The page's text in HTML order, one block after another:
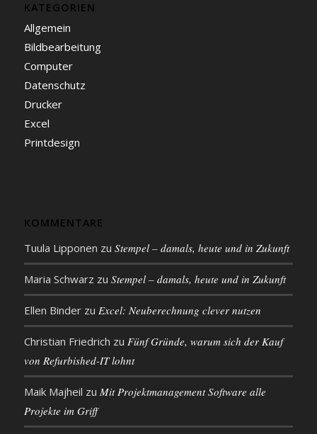
KATEGORIEN
Allgemein
Bildbearbeitung
Computer
Datenschutz
Drucker
Excel
Printdesign
KOMMENTARE
Tuula Lipponen zu Stempel – damals, heute und in Zukunft
Maria Schwarz zu Stempel – damals, heute und in Zukunft
Ellen Binderzu Excel: Neu­be­rech­nung clever nutzen
Christian Friedrich zu Fünf Gründe, warum sich der Kauf
von Refurbished-IT lohnt
Maik Majheil zu Mit Projekt­management Soft­ware alle
Projekte im Griff